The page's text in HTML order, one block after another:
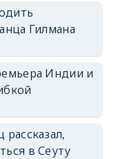
Гилмана
Индии и
в Сеуту